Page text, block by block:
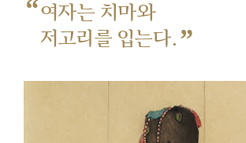
“여자는 치마와
저고리를 입는다. ”